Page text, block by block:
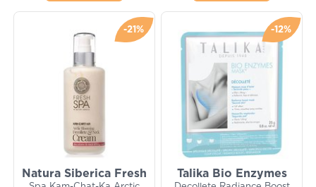
-21%
Natura Siberica Fresh
-12%
Talika Bio Enzymes